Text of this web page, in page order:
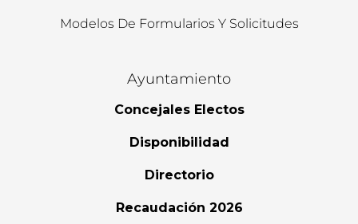
Modelos De Formularios Y Solicitudes
Ayuntamiento
Concejales Electos
Disponibilidad
Directorio
Recaudación 2026